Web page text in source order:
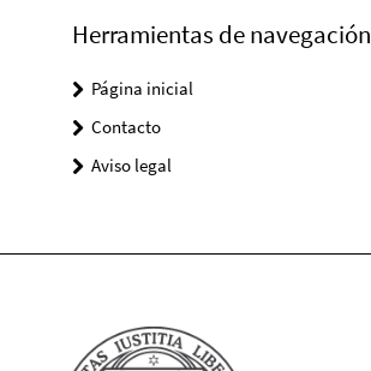
Herramientas de navegación
Página inicial
Contacto
Aviso legal